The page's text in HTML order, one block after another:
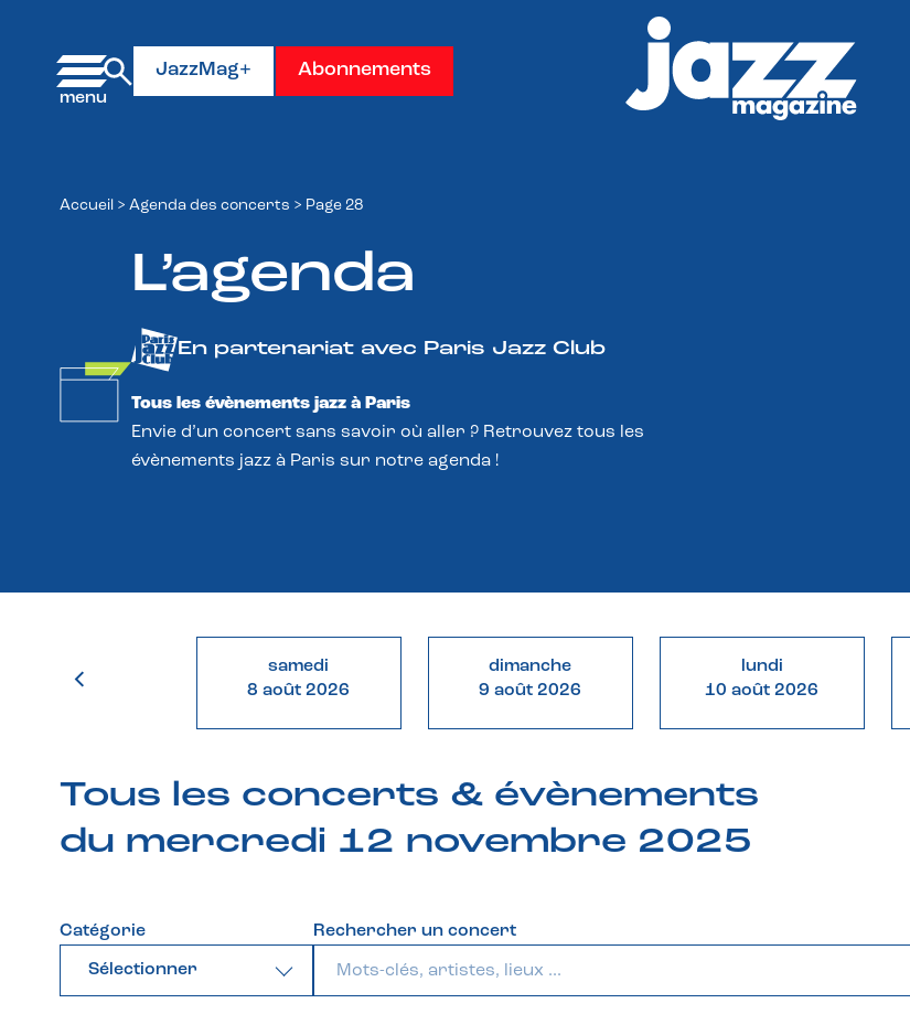
JazzMag+ Abonnements
Accueil > Agenda des concerts > Page 28
L’agenda
En partenariat avec Paris Jazz Club
Tous les évènements jazz à Paris
Envie d’un concert sans savoir où aller ? Retrouvez tous les
évènements jazz à Paris sur notre agenda !
samedi
8 août 2026
dimanche
9 août 2026
lundi
10 août 2026
Tous les concerts & évènements
du mercredi 12 novembre 2025
Catégorie
Sélectionner
Rechercher un concert